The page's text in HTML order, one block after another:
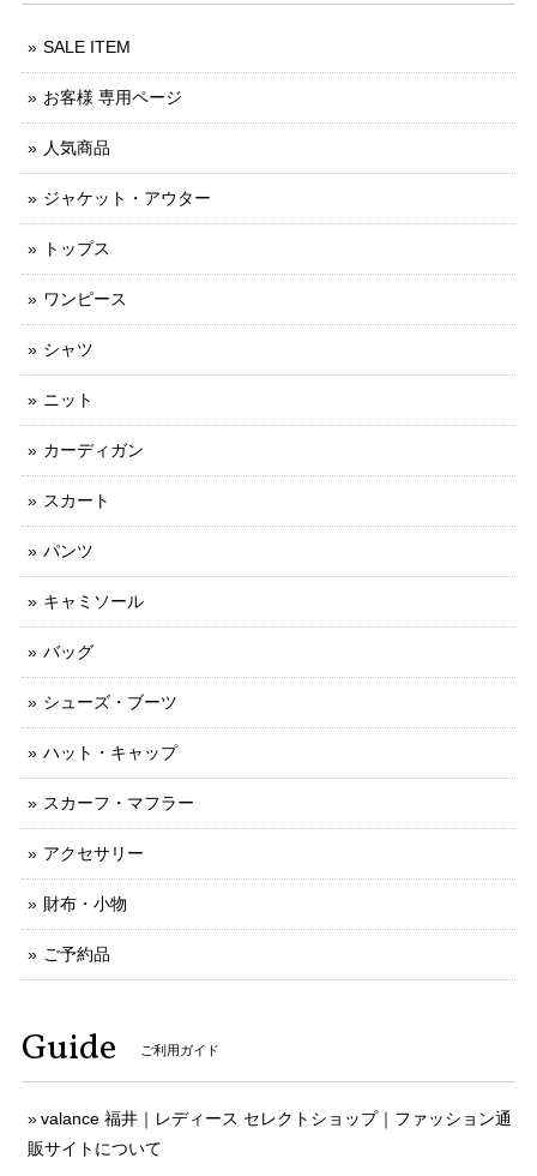
SALE ITEM
お客様 専用ページ
人気商品
ジャケット・アウター
トップス
ワンピース
シャツ
ニット
カーディガン
スカート
パンツ
キャミソール
バッグ
シューズ・ブーツ
ハット・キャップ
スカーフ・マフラー
アクセサリー
財布・小物
ご予約品
Guide ご利用ガイド
valance 福井｜レディース セレクトショップ｜ファッション通
販サイトについて